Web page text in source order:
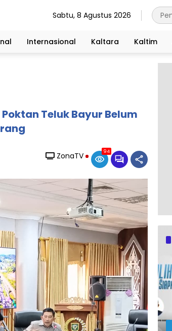
Sabtu, 8 Agustus 2026
Internasional Kaltara Kaltim
Teluk Bayur Belum
ZonaTV 94